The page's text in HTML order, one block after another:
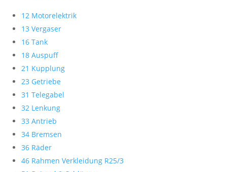
12 Motorelektrik
13 Vergaser
16 Tank
18 Auspuff
21 Kupplung
23 Getriebe
31 Telegabel
32 Lenkung
33 Antrieb
34 Bremsen
36 Räder
46 Rahmen Verkleidung R25/3